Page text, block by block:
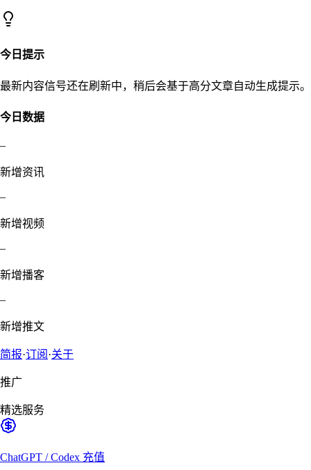
今日提示
最新内容信号还在刷新中，稍后会基于高分文章自动生成提示。
今日数据
–
新增资讯
–
新增视频
–
新增播客
–
新增推文
简报·订阅 ·关于
推广
精选服务
ChatGPT / Codex 充值